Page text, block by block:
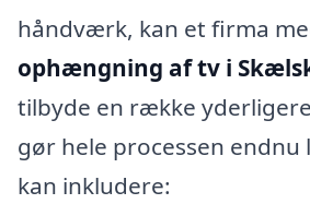
håndværk, kan et firma
ophængning af tv i
tilbyde en række
gør hele processen
kan inkludere: